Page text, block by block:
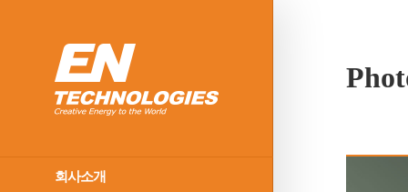
회사소개